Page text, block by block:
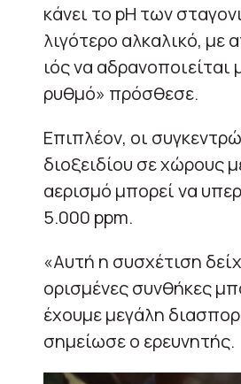
κάνει το pH των
λιγότερο αλκαλικό, με
ιός να αδρανοποιείται
ρυθμό» πρόσθεσε.
Επιπλέον, οι
διοξειδίου σε χώρους
αερισμό μπορεί να
5.000 ppm.
«Αυτή η συσχέτιση
ορισμένες συνθήκες
έχουμε μεγάλη
σημείωσε ο ερευνητής.